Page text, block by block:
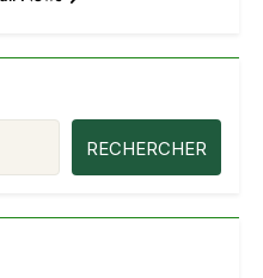
RECHERCHER